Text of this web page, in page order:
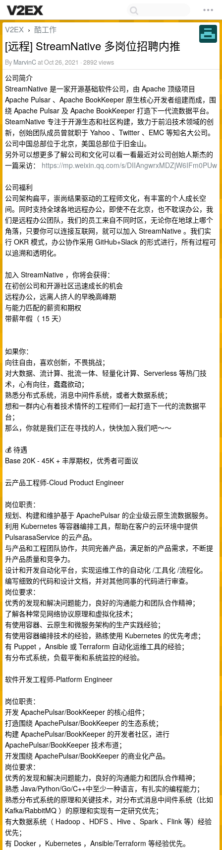
V2EX › 酷工作
[远程] StreamNative 多岗位招聘内推
By MarvinCat Oct 26, 2021 · 2892 views
公司简介
StreamNative 是一家开源基础软件公司，由 Apache 顶级项目
Apache Pulsar 、Apache BookKeeper 原生核心开发者组建而成，围
绕 Apache Pulsar 及 Apache BookKeeper 打造下一代流数据平台。
SteamNative 专注于开源生态和社区构建，致力于前沿技术领域的创
新，创始团队成员曾就职于 Yahoo 、Twitter 、EMC 等知名大公司。
公司中国总部位于北京，美国总部位于旧金山。
另外可以想更多了解公司和文化可以看一看最近对公司创始人斯杰的
一篇采访： https://mp.weixin.qq.com/s/DIIAngwrxMDZjW6IFm0PUw
公司福利
公司架构扁平，崇尚结果驱动的工程师文化，有丰富的个人成长空
间。同时支持全球各地远程办公，即使不在北京，也不耽误办公，我
们是远程办公团队，我们的员工来自不同时区，无论你在地球上哪个
角落，只要你可以连接互联网，就可以加入 StreamNative 。我们实
行 OKR 模式，办公协作采用 GitHub+Slack 的形式进行，所有过程可
以追溯和透明化。
加入 StreamNative ，你将会获得：
在初创公司和开源社区迅速成长的机会
远程办公，远离人挤人的早晚高峰期
与能力匹配的薪资和期权
带薪年假（ 15 天）
如果你：
向往自由，喜欢创新，不畏挑战；
对大数据、流计算、批流一体、轻量化计算、Serverless 等热门技
术，心有向往，蠢蠢欲动；
熟悉分布式系统，消息中间件系统，或者大数据系统；
想和一群内心有着技术情怀的工程师们一起打造下一代的流数据平
台；
那么，你就是我们正在寻找的人，快快加入我们吧～～
💰 待遇
Base 20K - 45K + 丰厚期权，优秀者可面议
云产品工程师-Cloud Product Engineer
岗位职责：
规划、构建和维护基于 ApachePulsar 的企业级云原生流数据服务。
利用 Kubernetes 等容器编排工具，帮助在客户的云环境中提供
PulsarasaService 的云产品。
与产品和工程团队协作，共同完善产品，满足新的产品需求，不断提
升产品质量和竞争力。
设计和开发自动化平台，实现运维工作的自动化 /工具化 /流程化。
编写细致的代码和设计文档，并对其他同事的代码进行审查。
岗位要求：
优秀的发现和解决问题能力，良好的沟通能力和团队合作精神；
了解各种常见网络协议原理和虚拟化技术；
有使用容器、云原生和微服务架构的生产实践经验；
有使用容器编排技术的经验，熟练使用 Kubernetes 的优先考虑；
有 Puppet ，Ansible 或 Terraform 自动化运维工具的经验；
有分布式系统，负载平衡和系统监控的经验。
软件开发工程师-Platform Engineer
岗位职责：
开发 ApachePulsar/BookKeeper 的核心组件；
打造围绕 ApachePulsar/BookKeeper 的生态系统；
构建 ApachePulsar/BookKeeper 的开发者社区，进行
ApachePulsar/BookKeeper 技术布道；
开发围绕 ApachePulsar/BookKeeper 的商业化产品。
岗位要求：
优秀的发现和解决问题能力，良好的沟通能力和团队合作精神；
熟悉 Java/Python/Go/C++中至少一种语言，有扎实的编程能力；
熟悉分布式系统的原理和关键技术，对分布式消息中间件系统（比如
Kafka/RabbitMQ ）的原理和实现有一定研究优先；
有大数据系统（ Hadoop 、HDFS 、Hive 、Spark 、Flink 等）经验
优先；
有 Docker ，Kubernetes ，Ansible/Terraform 等经验优先。